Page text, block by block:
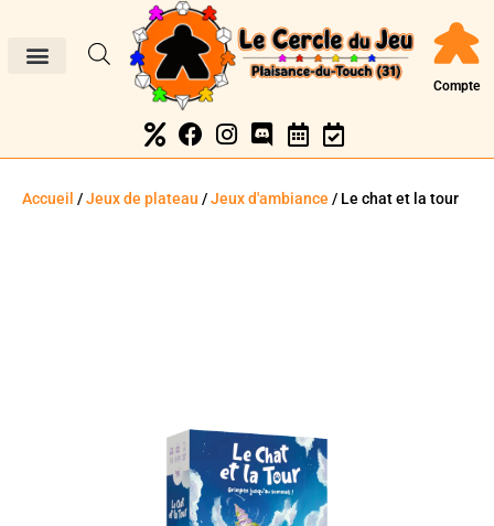
Compte
Accueil /Jeux de plateau /Jeux d'ambiance / Le chat et la tour